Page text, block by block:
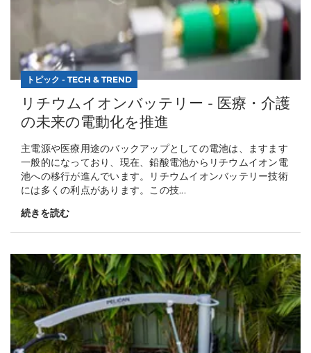
トピック - TECH & TREND
リチウムイオンバッテリー - 医療・介護
の未来の電動化を推進
主電源や医療用途のバックアップとしての電池は、ますます
一般的になっており、現在、鉛酸電池からリチウムイオン電
池への移行が進んでいます。リチウムイオンバッテリー技術
には多くの利点があります。この技...
続きを読む